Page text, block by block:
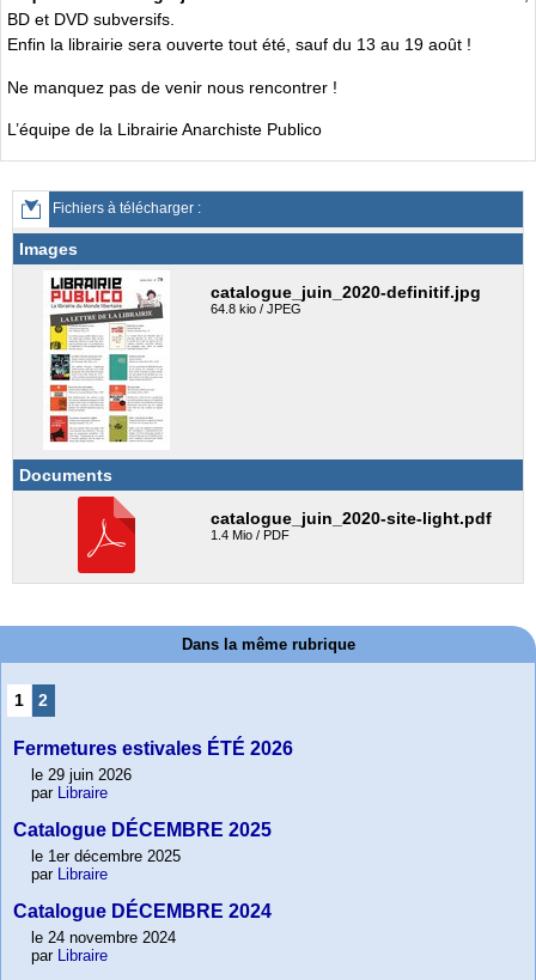
BD et DVD subversifs.
Enfin la librairie sera ouverte tout été, sauf du 13 au 19 août !
Ne manquez pas de venir nous rencontrer !
L’équipe de la Librairie Anarchiste Publico
Fichiers à télécharger :
Images
catalogue_juin_2020-definitif.jpg
64.8 kio / JPEG
Documents
catalogue_juin_2020-site-light.pdf
1.4 Mio / PDF
Dans la même rubrique
1 2
Fermetures estivales ÉTÉ 2026
le 29 juin 2026
par
Libraire
Catalogue DÉCEMBRE 2025
le 1er décembre 2025
par
Libraire
Catalogue DÉCEMBRE 2024
le 24 novembre 2024
par
Libraire